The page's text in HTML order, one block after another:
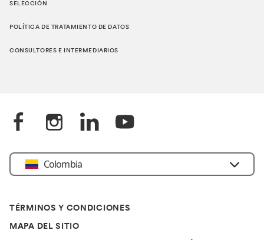
SELECCIÓN
POLÍTICA DE TRATAMIENTO DE DATOS
CONSULTORES E INTERMEDIARIOS
Colombia
TÉRMINOS Y CONDICIONES
MAPA DEL SITIO